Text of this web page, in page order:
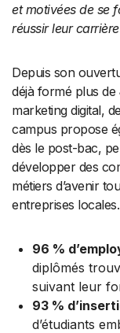
et motivées de se
réussir leur
Depuis son
déjà formé plus de
marketing digital,
campus propose
dès le post-bac,
développer des
métiers d’avenir
entreprises locales.
96 %
diplômés
suivant leur
93 %
d’étudiants